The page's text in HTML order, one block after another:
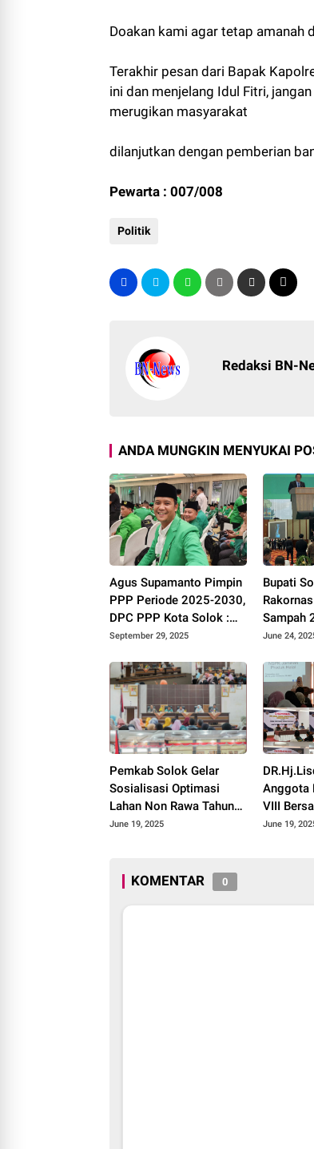
Doakan kami agar tetap amanah
Terakhir pesan dari Bapak
ini dan menjelang Idul Fitri,
merugikan masyarakat
dilanjutkan dengan pemberian
Pewarta : 007/008
Politik
Redaksi BN-
ANDA MUNGKIN MENYUKAI
Agus Supamanto Pimpin
PPP Periode 2025-2030,
DPC PPP Kota Solok :
Awal Kebangkitan Partai
September 29, 2025
Bupati
Sampah
June 24,
Pemkab Solok Gelar
Sosialisasi Optimasi
Lahan Non Rawa Tahun
2025
June 19, 2025
Anggota
VIII
Kakanwil
June 19,
KOMENTAR 0